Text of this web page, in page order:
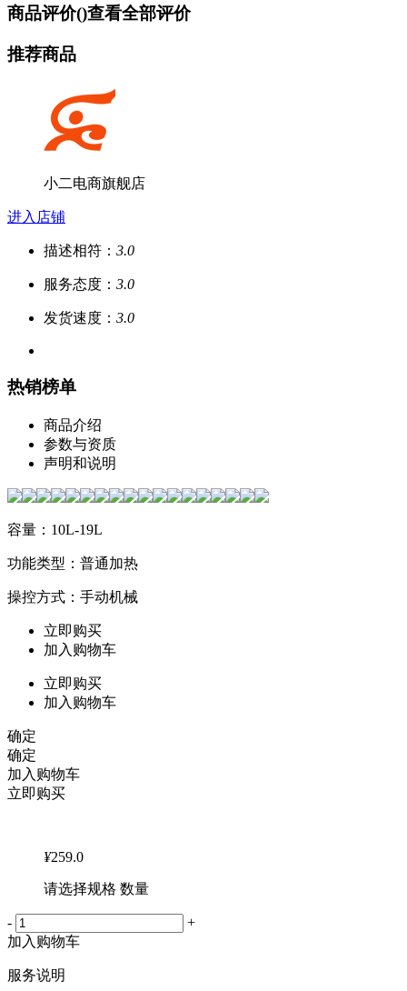
商品评价()查看全部评价
推荐商品
小二电商旗舰店
进入店铺
描述相符： 3.0
服务态度： 3.0
发货速度： 3.0
热销榜单
商品介绍
参数与资质
声明和说明
容量：10L-19L
功能类型：普通加热
操控方式：手动机械
立即购买
加入购物车
立即购买
加入购物车
确定
确定
加入购物车
立即购买
¥259.0
请选择规格 数量
-
+
加入购物车
服务说明